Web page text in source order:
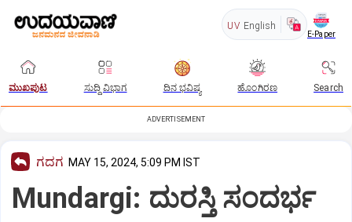
UV English
E-Paper
ಮುಖಪುಟ ಸುದ್ದಿ ವಿಭಾಗ ದಿನ ಭವಿಷ್ಯ ಹೊಂಗಿರಣ Search
ADVERTISEMENT
ಗದಗ MAY 15, 2024, 5:09 PM IST
Mundargi: ದುರಸ್ತಿ ಸಂದರ್ಭ